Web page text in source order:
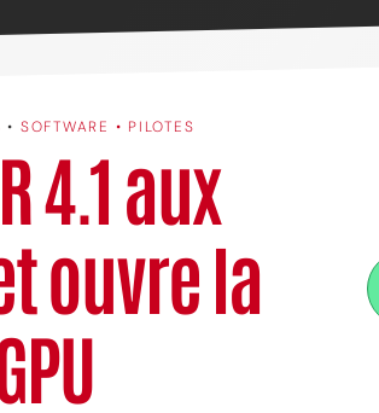
• SOFTWARE • PILOTES
4.1 aux
ouvre la